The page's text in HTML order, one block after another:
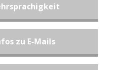
zu E-Mails